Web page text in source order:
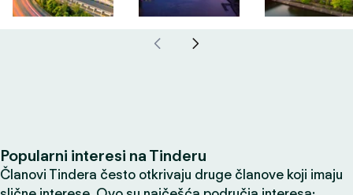
Popularni interesi na Tinderu
Članovi Tindera često otkrivaju druge članove koji imaju